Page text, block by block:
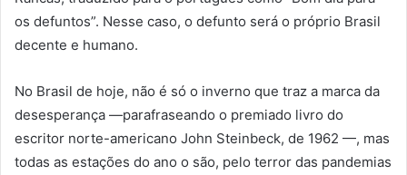
os defuntos”. Nesse caso, o defunto será o próprio Brasil
decente e humano.
No Brasil de hoje, não é só o inverno que traz a marca da
desesperança —parafraseando o premiado livro do
escritor norte-americano John Steinbeck, de 1962 —, mas
todas as estações do ano o são, pelo terror das pandemias